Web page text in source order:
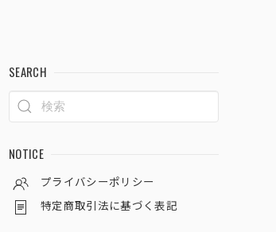
SEARCH
NOTICE
プライバシーポリシー
特定商取引法に基づく表記